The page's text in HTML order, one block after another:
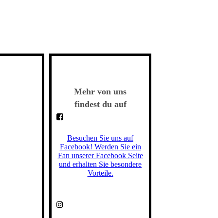
Mehr von uns
findest du auf
Besuchen Sie uns auf
Facebook! Werden Sie ein
Fan unserer Facebook Seite
und erhalten Sie besondere
Vorteile.